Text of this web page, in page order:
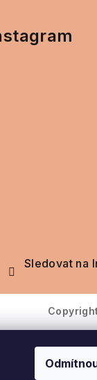
Sledovat na